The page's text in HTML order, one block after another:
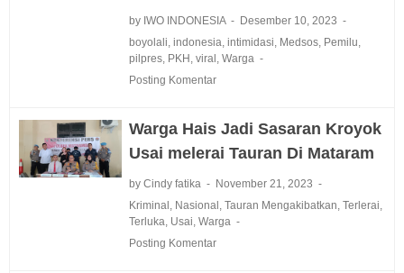
by IWO INDONESIA
Desember 10, 2023
boyolali indonesia intimidasi Medsos, Pemilu
pilpres, PKH viral Warga
Posting Komentar
Warga Hais Jadi Sasaran Kroyok
Usai melerai Tauran Di Mataram
by Cindy fatika
November 21, 2023
Kriminal Nasional Tauran Mengakibatkan Terlerai
Terluka Usai Warga
Posting Komentar